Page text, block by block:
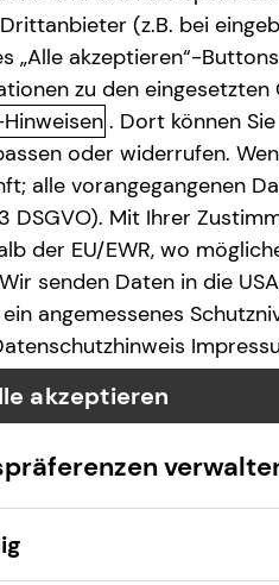
§ 18 Abs. 2
(z.B. bei
„Alle akzeptieren“-
zu den
. Dort können
oder widerrufen.
alle vorangegangenen
DSGVO). Mit Ihrer
der EU/EWR, wo
senden Daten in die
angemessenes
akzeptieren